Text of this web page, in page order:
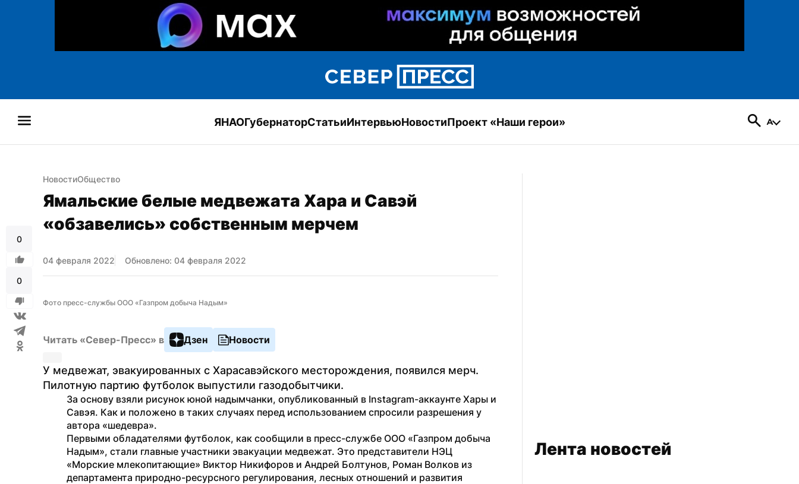
ЯНАОГубернаторСтатьиИнтервьюНовостиПроект «Наши герои»
0
0
НовостиОбщество
Ямальские белые медвежата Хара и Савэй
«обзавелись» собственным мерчем
04 февраля 2022 Обновлено: 04 февраля 2022
Фото пресс-службы ООО «Газпром добыча Надым»
Читать «Север-Пресс» в Дзен Новости
У медвежат, эвакуированных с Харасавэйского месторождения, появился мерч.
Пилотную партию футболок выпустили газодобытчики.
За основу взяли рисунок юной надымчанки, опубликованный в Instagram-аккаунте Хары и
Савэя. Как и положено в таких случаях перед использованием спросили разрешения у
автора «шедевра».
Первыми обладателями футболок, как сообщили в пресс-службе ООО «Газпром добыча
Надым», стали главные участники эвакуации медвежат. Это представители НЭЦ
«Морские млекопитающие» Виктор Никифоров и Андрей Болтунов, Роман Волков из
департамента природно-ресурсного регулирования, лесных отношений и развития
Лента новостей